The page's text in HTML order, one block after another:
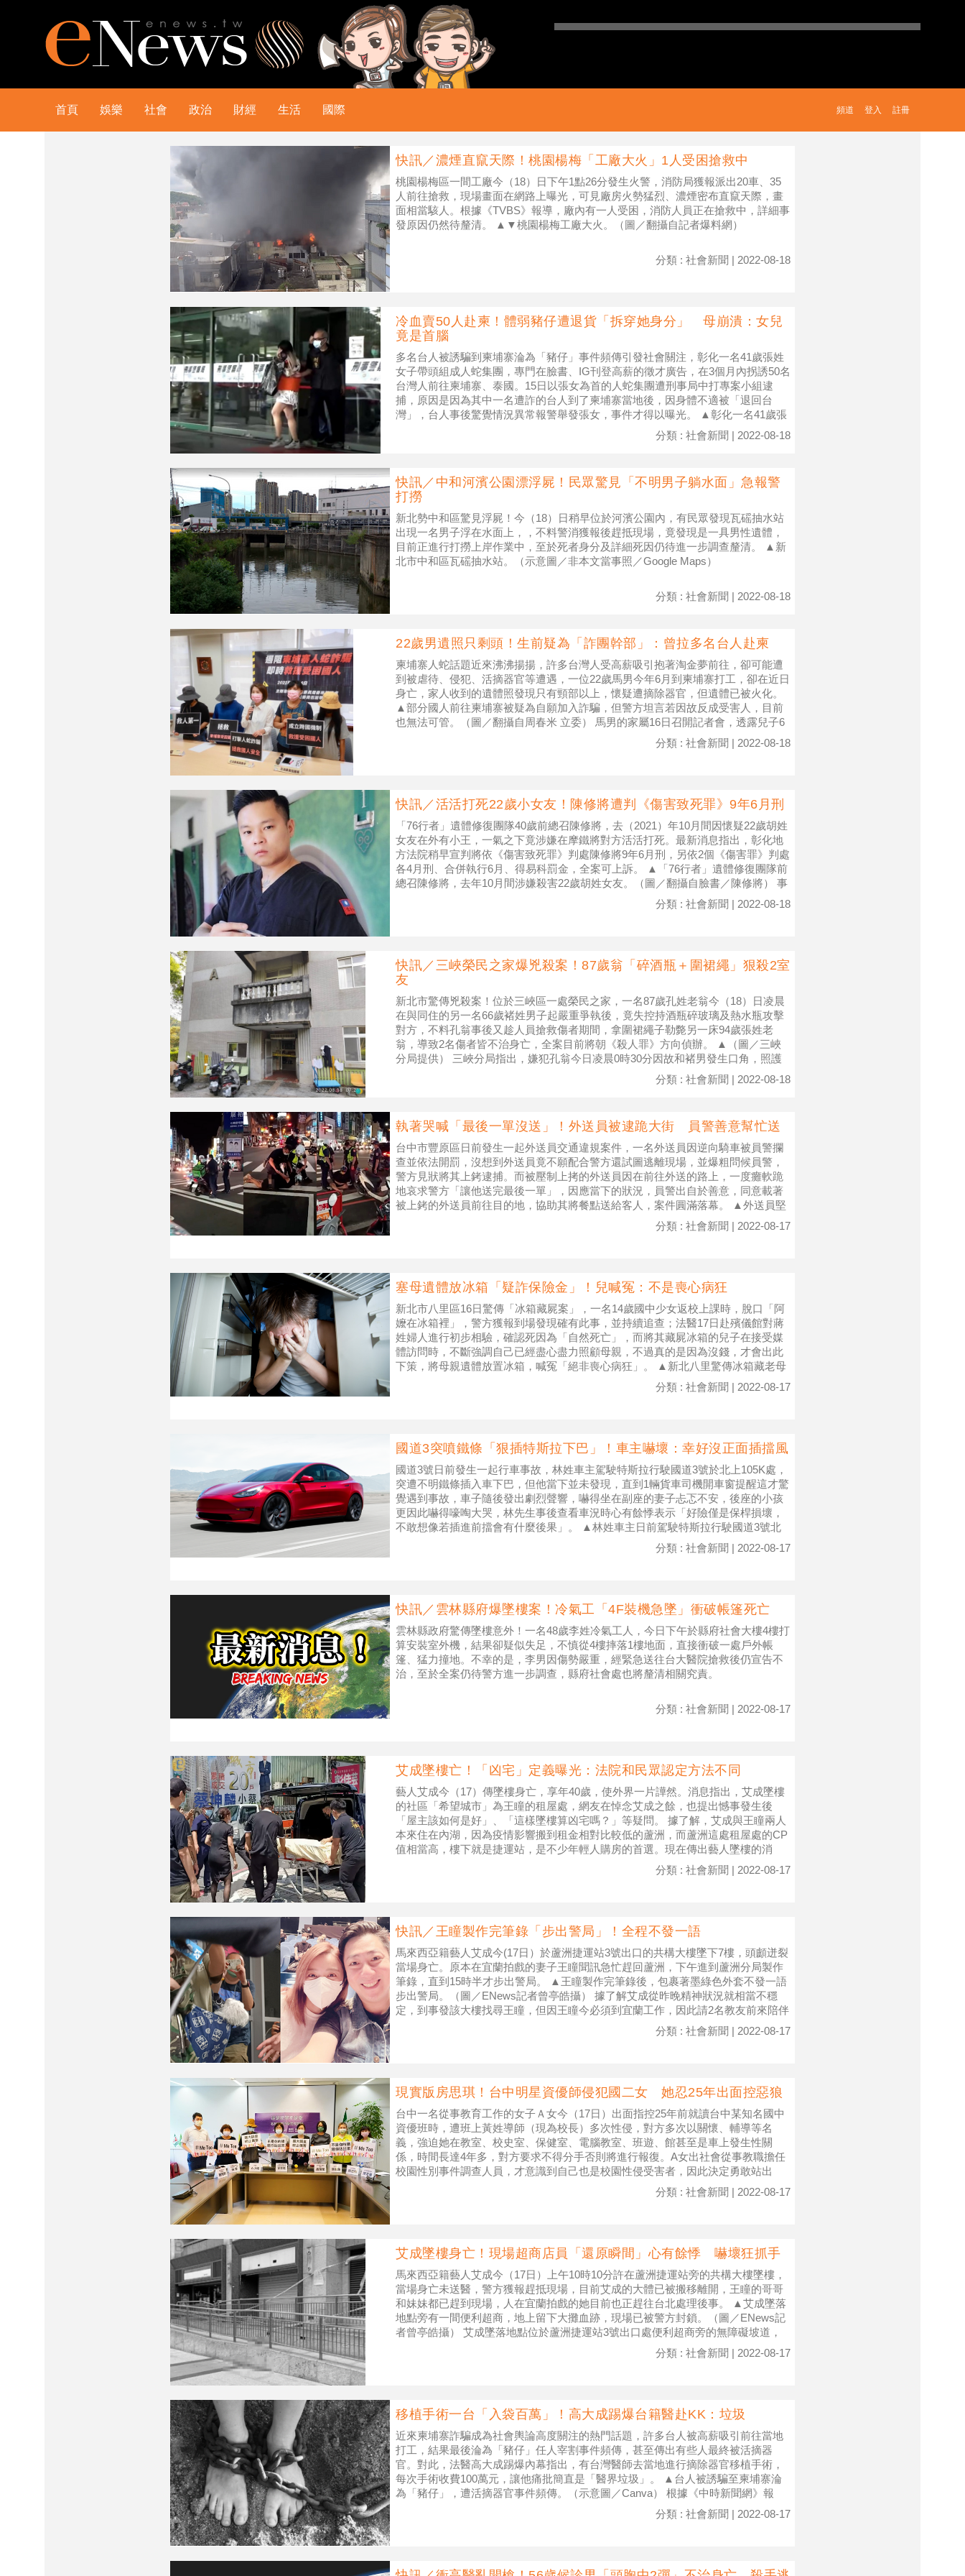
首頁 娛樂 社會 政治 財經 生活 國際 註冊
登入
頻道
快訊／濃煙直竄天際！桃園楊梅「工廠大火」1人受困搶救中
桃園楊梅區一間工廠今（18）日下午1點26分發生火警，消防局獲報派出20車、35
人前往搶救，現場畫面在網路上曝光，可見廠房火勢猛烈、濃煙密布直竄天際，畫
面相當駭人。根據《TVBS》報導，廠內有一人受困，消防人員正在搶救中，詳細事
發原因仍然待釐清。 ▲▼桃園楊梅工廠大火。（圖／翻攝自記者爆料網）
分類 : 社會新聞 | 2022-08-18
冷血賣50人赴柬！體弱豬仔遭退貨「拆穿她身分」 母崩潰：女兒
竟是首腦
多名台人被誘騙到柬埔寨淪為「豬仔」事件頻傳引發社會關注，彰化一名41歲張姓
女子帶頭組成人蛇集團，專門在臉書、IG刊登高薪的徵才廣告，在3個月內拐誘50名
台灣人前往柬埔寨、泰國。15日以張女為首的人蛇集團遭刑事局中打專案小組逮
捕，原因是因為其中一名遭詐的台人到了柬埔寨當地後，因身體不適被「退回台
灣」，台人事後驚覺情況異常報警舉發張女，事件才得以曝光。 ▲彰化一名41歲張
分類 : 社會新聞 | 2022-08-18
快訊／中和河濱公園漂浮屍！民眾驚見「不明男子躺水面」急報警
打撈
新北勢中和區驚見浮屍！今（18）日稍早位於河濱公園內，有民眾發現瓦磘抽水站
出現一名男子浮在水面上，，不料警消獲報後趕抵現場，竟發現是一具男性遺體，
目前正進行打撈上岸作業中，至於死者身分及詳細死因仍待進一步調查釐清。 ▲新
北市中和區瓦磘抽水站。（示意圖／非本文當事照／Google Maps）
分類 : 社會新聞 | 2022-08-18
22歲男遺照只剩頭！生前疑為「詐團幹部」：曾拉多名台人赴柬
柬埔寨人蛇話題近來沸沸揚揚，許多台灣人受高薪吸引抱著淘金夢前往，卻可能遭
到被虐待、侵犯、活摘器官等遭遇，一位22歲馬男今年6月到柬埔寨打工，卻在近日
身亡，家人收到的遺體照發現只有頸部以上，懷疑遭摘除器官，但遺體已被火化。
▲部分國人前往柬埔寨被疑為自願加入詐騙，但警方坦言若因故反成受害人，目前
也無法可管。（圖／翻攝自周春米 立委） 馬男的家屬16日召開記者會，透露兒子6
分類 : 社會新聞 | 2022-08-18
快訊／活活打死22歲小女友！陳修將遭判《傷害致死罪》9年6月刑
「76行者」遺體修復團隊40歲前總召陳修將，去（2021）年10月間因懷疑22歲胡姓
女友在外有小王，一氣之下竟涉嫌在摩鐵將對方活活打死。最新消息指出，彰化地
方法院稍早宣判將依《傷害致死罪》判處陳修將9年6月刑，另依2個《傷害罪》判處
各4月刑、合併執行6月、得易科罰金，全案可上訴。 ▲「76行者」遺體修復團隊前
總召陳修將，去年10月間涉嫌殺害22歲胡姓女友。（圖／翻攝自臉書／陳修將） 事
分類 : 社會新聞 | 2022-08-18
快訊／三峽榮民之家爆兇殺案！87歲翁「碎酒瓶＋圍裙繩」狠殺2室
友
新北市驚傳兇殺案！位於三峽區一處榮民之家，一名87歲孔姓老翁今（18）日凌晨
在與同住的另一名66歲褚姓男子起嚴重爭執後，竟失控持酒瓶碎玻璃及熱水瓶攻擊
對方，不料孔翁事後又趁人員搶救傷者期間，拿圍裙繩子勒斃另一床94歲張姓老
翁，導致2名傷者皆不治身亡，全案目前將朝《殺人罪》方向偵辦。 ▲（圖／三峽
分局提供） 三峽分局指出，嫌犯孔翁今日凌晨0時30分因故和褚男發生口角，照護
分類 : 社會新聞 | 2022-08-18
執著哭喊「最後一單沒送」！外送員被逮跪大街 員警善意幫忙送
台中市豐原區日前發生一起外送員交通違規案件，一名外送員因逆向騎車被員警攔
查並依法開罰，沒想到外送員竟不願配合警方還試圖逃離現場，並爆粗問候員警，
警方見狀將其上銬逮捕。而被壓制上拷的外送員因在前往外送的路上，一度癱軟跪
地哀求警方「讓他送完最後一單」，因應當下的狀況，員警出自於善意，同意載著
被上銬的外送員前往目的地，協助其將餐點送給客人，案件圓滿落幕。 ▲外送員堅
分類 : 社會新聞 | 2022-08-17
塞母遺體放冰箱「疑詐保險金」！兒喊冤：不是喪心病狂
新北市八里區16日驚傳「冰箱藏屍案」，一名14歲國中少女返校上課時，脫口「阿
嬤在冰箱裡」，警方獲報到場發現確有此事，並持續追查；法醫17日赴殯儀館對蔣
姓婦人進行初步相驗，確認死因為「自然死亡」，而將其藏屍冰箱的兒子在接受媒
體訪問時，不斷強調自己已經盡心盡力照顧母親，不過真的是因為沒錢，才會出此
下策，將母親遺體放置冰箱，喊冤「絕非喪心病狂」。 ▲新北八里驚傳冰箱藏老母
分類 : 社會新聞 | 2022-08-17
國道3突噴鐵條「狠插特斯拉下巴」！車主嚇壞：幸好沒正面插擋風
國道3號日前發生一起行車事故，林姓車主駕駛特斯拉行駛國道3號於北上105K處，
突遭不明鐵條插入車下巴，但他當下並未發現，直到1輛貨車司機開車窗提醒這才驚
覺遇到事故，車子隨後發出劇烈聲響，嚇得坐在副座的妻子忐忑不安，後座的小孩
更因此嚇得嚎啕大哭，林先生事後查看車況時心有餘悸表示「好險僅是保桿損壞，
不敢想像若插進前擋會有什麼後果」。 ▲林姓車主日前駕駛特斯拉行駛國道3號北
分類 : 社會新聞 | 2022-08-17
快訊／雲林縣府爆墜樓案！冷氣工「4F裝機急墜」衝破帳篷死亡
雲林縣政府驚傳墜樓意外！一名48歲李姓冷氣工人，今日下午於縣府社會大樓4樓打
算安裝室外機，結果卻疑似失足，不慎從4樓摔落1樓地面，直接衝破一處戶外帳
篷、猛力撞地。不幸的是，李男因傷勢嚴重，經緊急送往台大醫院搶救後仍宣告不
治，至於全案仍待警方進一步調查，縣府社會處也將釐清相關究責。
分類 : 社會新聞 | 2022-08-17
艾成墜樓亡！「凶宅」定義曝光：法院和民眾認定方法不同
藝人艾成今（17）傳墜樓身亡，享年40歲，使外界一片譁然。消息指出，艾成墜樓
的社區「希望城市」為王瞳的租屋處，網友在悼念艾成之餘，也提出憾事發生後
「屋主該如何是好」、「這樣墜樓算凶宅嗎？」等疑問。 據了解，艾成與王瞳兩人
本來住在內湖，因為疫情影響搬到租金相對比較低的蘆洲，而蘆洲這處租屋處的CP
值相當高，樓下就是捷運站，是不少年輕人購房的首選。現在傳出藝人墜樓的消
分類 : 社會新聞 | 2022-08-17
快訊／王瞳製作完筆錄「步出警局」！全程不發一語
馬來西亞籍藝人艾成今(17日）於蘆洲捷運站3號出口的共構大樓墜下7樓，頭顱迸裂
當場身亡。原本在宜蘭拍戲的妻子王瞳聞訊急忙趕回蘆洲，下午進到蘆洲分局製作
筆錄，直到15時半才步出警局。 ▲王瞳製作完筆錄後，包裹著墨綠色外套不發一語
步出警局。（圖／ENews記者曾亭皓攝） 據了解艾成從昨晚精神狀況就相當不穩
定，到事發該大樓找尋王瞳，但因王瞳今必須到宜蘭工作，因此請2名教友前來陪伴
分類 : 社會新聞 | 2022-08-17
現實版房思琪！台中明星資優師侵犯國二女 她忍25年出面控惡狼
台中一名從事教育工作的女子Ａ女今（17日）出面指控25年前就讀台中某知名國中
資優班時，遭班上黃姓導師（現為校長）多次性侵，對方多次以關懷、輔導等名
義，強迫她在教室、校史室、保健室、電腦教室、班遊、館甚至是車上發生性關
係，時間長達4年多，對方要求不得分手否則將進行報復。A女出社會從事教職擔任
校園性別事件調查人員，才意識到自己也是校園性侵受害者，因此決定勇敢站出
分類 : 社會新聞 | 2022-08-17
艾成墜樓身亡！現場超商店員「還原瞬間」心有餘悸 嚇壞狂抓手
馬來西亞籍藝人艾成今（17日）上午10時10分許在蘆洲捷運站旁的共構大樓墜樓，
當場身亡未送醫，警方獲報趕抵現場，目前艾成的大體已被搬移離開，王瞳的哥哥
和妹妹都已趕到現場，人在宜蘭拍戲的她目前也正趕往台北處理後事。 ▲艾成墜落
地點旁有一間便利超商，地上留下大攤血跡，現場已被警方封鎖。（圖／ENews記
者曾亭皓攝） 艾成墜落地點位於蘆洲捷運站3號出口處便利超商旁的無障礙坡道，
分類 : 社會新聞 | 2022-08-17
移植手術一台「入袋百萬」！高大成踢爆台籍醫赴KK：垃圾
近來柬埔寨詐騙成為社會輿論高度關注的熱門話題，許多台人被高薪吸引前往當地
打工，結果最後淪為「豬仔」任人宰割事件頻傳，甚至傳出有些人最終被活摘器
官。對此，法醫高大成踢爆內幕指出，有台灣醫師去當地進行摘除器官移植手術，
每次手術收費100萬元，讓他痛批簡直是「醫界垃圾」。 ▲台人被誘騙至柬埔寨淪
為「豬仔」，遭活摘器官事件頻傳。（示意圖／Canva） 根據《中時新聞網》報
分類 : 社會新聞 | 2022-08-17